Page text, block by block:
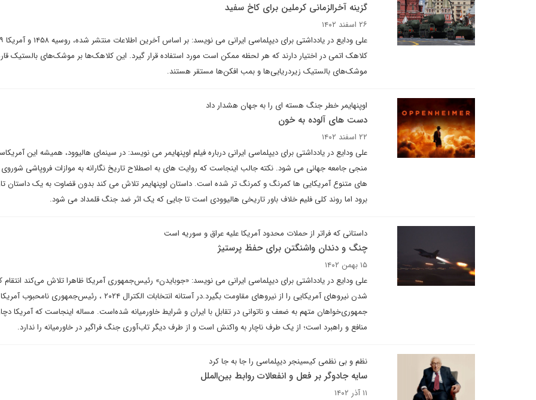
گزینه آخرالزمانی کرملین برای کاخ سفید
۲۶ اسفند ۱۴۰۲
علی ودایع در
کلاهک اتمی در اختیار دارند که هر لحظه ممکن است مورد استفاده قرار گیرد. این کلاهک‌ها بر موشک‌های بالستیک
موشک‌های بالستیک زیردریایی‌ها و بمب افکن‌ها مستقر هستند.
اوپنهایمر خطر جنگ هسته ای را به جهان هشدار داد
دست های آلوده به خون
۲۲ اسفند ۱۴۰۲
علی ودایع در یادداشتی برای دیپلماسی ایرانی درباره فیلم اوپنهایمر می نویسد: در سینمای هالیوود، همیشه این
منجی جامعه جهانی می شود. نکته جالب اینجاست که روایت های به اصطلاح تاریخ نگارانه به موازات فروپاشی شوروی
های متنوع آمریکایی ها کمرنگ و کمرنگ تر شده است. داستان اوپنهایمر تلاش می کند بدون قضاوت به یک داستان
برود اما روند کلی فلیم خلاف باور تاریخی هالیوودی است تا جایی که یک اثر ضد جنگ قلمداد می شود.
داستانی که فراتر از حملات محدود آمریکا علیه عراق و سوریه است
چنگ و دندان واشنگتن برای حفظ پرستیژ
۱۵ بهمن ۱۴۰۲
علی ودایع در یادداشتی برای دیپلماسی ایرانی می نویسد: «جوبایدن» رئیس‌جمهوری آمریکا ظاهرا تلاش می‌کند انتقام
شدن نیروهای آمریکایی را از نیروهای مقاومت بگیرد.در آستانه انتخابات الکترال ۲۰۲۴ ،
جمهوری‌خواهان متهم به ضعف و ناتوانی در تقابل با ایران و شرایط خاورمیانه شده‌است. مساله اینجاست که آمریکا
منافع و راهبرد است؛ از یک طرف ناچار به واکنش است و از طرف دیگر تاب‌آوری جنگ فراگیر در خاورمیانه را ندارد.
نظم و بی نظمی کیسینجر دیپلماسی را جا به جا کرد
سایه جادوگر بر فعل و انفعالات روابط بین‌الملل
۱۱ آذر ۱۴۰۲